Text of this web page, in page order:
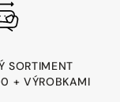
SORTIMENT
+ VÝROBKAMI